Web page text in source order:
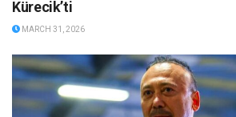
Kürecik’ti
MARCH 31, 2026